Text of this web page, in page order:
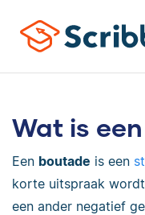
Wat is
Een boutade is een
korte uitspraak
een ander negatief